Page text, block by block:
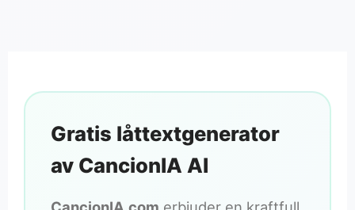
Gratis låttextgenerator
av CancionIA AI